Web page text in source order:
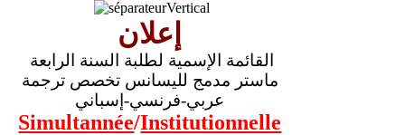
إعلان
ماستر مدمج لليسانس تخصص ترجمة
عربي-فرنسي-إسباني
Simultannée/Institutionnelle